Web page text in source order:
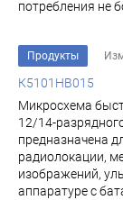
потребления не
Продукты
К5101НВ015
Микросхема
12/14-
предназначена
радиолокации,
изображений,
аппаратуре с